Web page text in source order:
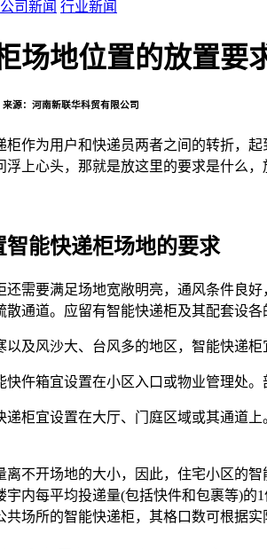
公司新闻 行业新闻
场地位置的放置要
来源：河南新联华科贸有限公司
柜作为用户和快递员两者之间的转折，
浮上心头，那就是放这里的要求是什么
能快递柜场地的要求
要满足场地宽敞明亮，通风条件良好
散通道。应留有智能快递柜及其配套设各
风沙大、台风多的地区，智能快递柜
箱宜设置在小区入口或物业管理处。
宜设置在大厅、门庭区域或其通道上
开场地的大小，因此，住宅小区的智
宇内每平均投递量(包括快件和包裹等)的1
共场所的智能快递柜，其格口数可根据